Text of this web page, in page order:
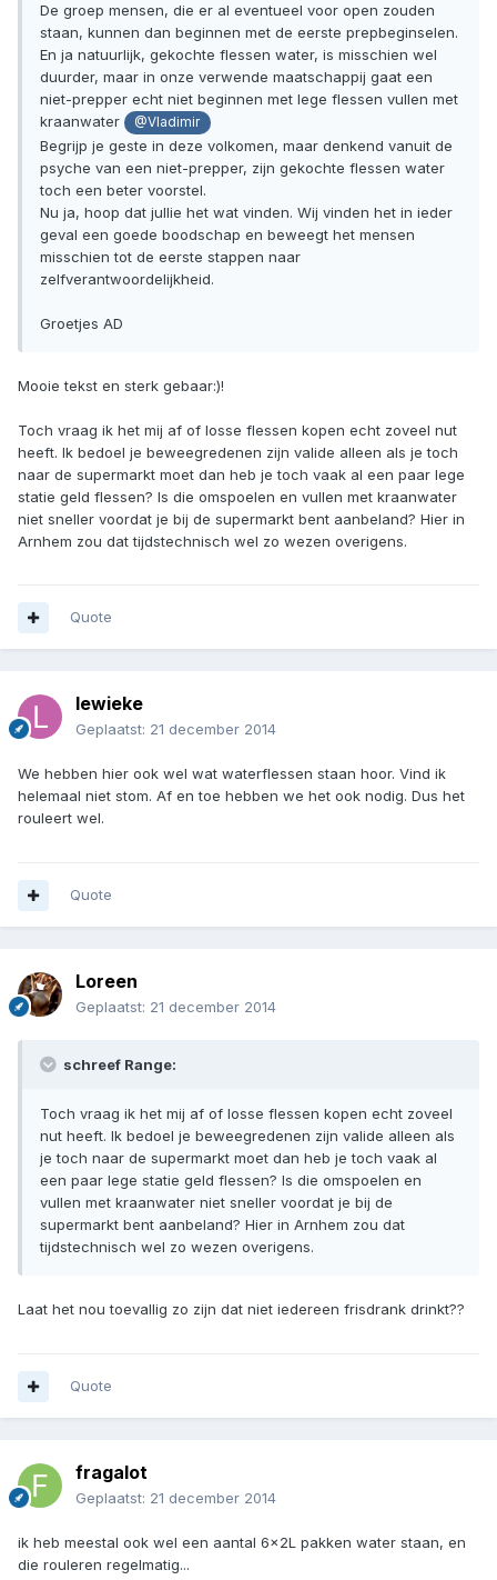
De groep mensen, die er al eventueel voor open zouden
staan, kunnen dan beginnen met de eerste prepbeginselen.
En ja natuurlijk, gekochte flessen water, is misschien wel
duurder, maar in onze verwende maatschappij gaat een
niet-prepper echt niet beginnen met lege flessen vullen met
kraanwater
@Vladimir
Begrijp je geste in deze volkomen, maar denkend vanuit de
psyche van een niet-prepper, zijn gekochte flessen water
toch een beter voorstel.
Nu ja, hoop dat jullie het wat vinden. Wij vinden het in ieder
geval een goede boodschap en beweegt het mensen
misschien tot de eerste stappen naar
zelfverantwoordelijkheid.
Groetjes AD
Mooie tekst en sterk gebaar:)!
Toch vraag ik het mij af of losse flessen kopen echt zoveel nut
heeft. Ik bedoel je beweegredenen zijn valide alleen als je toch
naar de supermarkt moet dan heb je toch vaak al een paar lege
statie geld flessen? Is die omspoelen en vullen met kraanwater
niet sneller voordat je bij de supermarkt bent aanbeland? Hier in
Arnhem zou dat tijdstechnisch wel zo wezen overigens.
Quote
lewieke
Geplaatst: 21 december 2014
We hebben hier ook wel wat waterflessen staan hoor. Vind ik
helemaal niet stom. Af en toe hebben we het ook nodig. Dus het
rouleert wel.
Quote
Loreen
Geplaatst: 21 december 2014
schreef Range:
Toch vraag ik het mij af of losse flessen kopen echt zoveel
nut heeft. Ik bedoel je beweegredenen zijn valide alleen als
je toch naar de supermarkt moet dan heb je toch vaak al
een paar lege statie geld flessen? Is die omspoelen en
vullen met kraanwater niet sneller voordat je bij de
supermarkt bent aanbeland? Hier in Arnhem zou dat
tijdstechnisch wel zo wezen overigens.
Laat het nou toevallig zo zijn dat niet iedereen frisdrank drinkt??
Quote
fragalot
Geplaatst: 21 december 2014
ik heb meestal ook wel een aantal 6x2L pakken water staan, en
die rouleren regelmatig...